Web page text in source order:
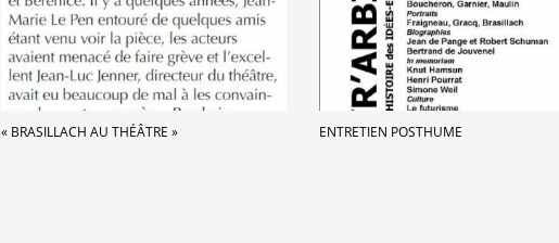
« BRASILLACH AU THÉÂTRE » ENTRETIEN POSTHUME